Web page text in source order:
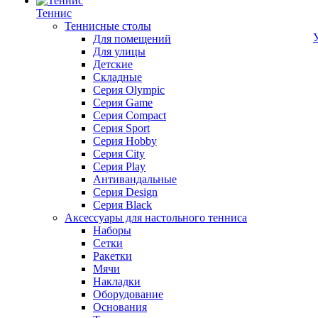
Теннис
Теннисные столы
Для помещений
Для улицы
Детские
Складные
Серия Olympic
Серия Game
Серия Compact
Серия Sport
Серия Hobby
Серия City
Серия Play
Антивандальные
Серия Design
Серия Black
Аксессуары для настольного тенниса
Наборы
Сетки
Ракетки
Мячи
Накладки
Оборудование
Основания